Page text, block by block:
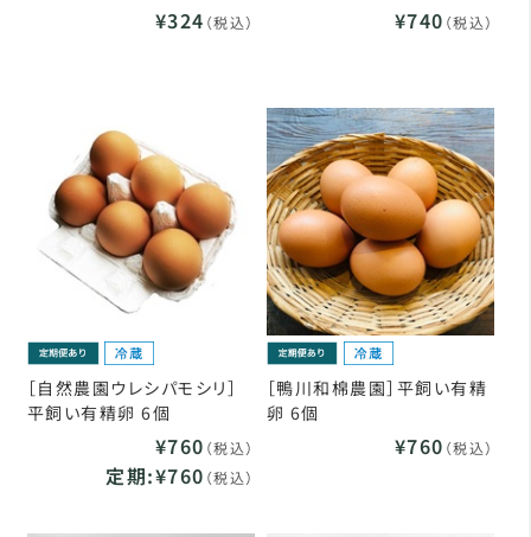
¥324 （税込） ¥740 （税込）
［自然農園ウレシパモシリ］
平飼い有精卵 6個
¥760 （税込）
定期:¥760 （税込）
［鴨川和棉農園］平飼い有精
卵 6個
¥760 （税込）